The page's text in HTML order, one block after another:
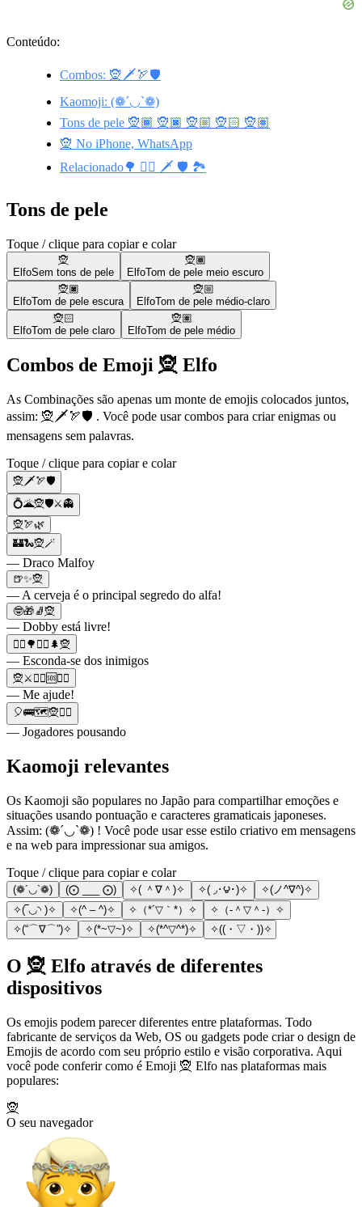
Conteúdo:
Combos: 🧝🗡️🏹🛡️
Kaomoji: (❁´◡`❁)
Tons de pele 🧝🏾 🧝🏿 🧝🏼 🧝🏻 🧝🏽
🧝 No iPhone, WhatsApp
Relacionado🌳 🧝‍♂️ 🗡️ 🛡️ 🏞️
Tons de pele
Toque / clique para copiar e colar
🧝
ElfoSem tons de pele
🧝🏾
ElfoTom de pele meio escuro
🧝🏿
ElfoTom de pele escura
🧝🏼
ElfoTom de pele médio-claro
🧝🏻
ElfoTom de pele claro
🧝🏽
ElfoTom de pele médio
Combos de Emoji 🧝 Elfo
As Combinações são apenas um monte de emojis colocados juntos,
assim: 🧝🗡️🏹🛡️ . Você pode usar combos para criar enigmas ou
mensagens sem palavras.
Toque / clique para copiar e colar
🧝🗡️🏹🛡️
💍🌋🧝🛡⚔️👻
🧝🏹🌿
🏰🐍🧝🪄
— Draco Malfoy
🍺✨🧝
— A cerveja é o principal segredo do alfa!
🤓🎁🧦🧝
— Dobby está livre!
🧙‍♀️🌳🏃‍♂️🌲🧝
— Esconda-se dos inimigos
🧝⚔️🦹‍♂️🆘🧙‍♀️
— Me ajude!
🎈🚌🗺🧝🦹‍♂️
— Jogadores pousando
Kaomoji relevantes
Os Kaomoji são populares no Japão para compartilhar emoções e
situações usando pontuação e caracteres gramaticais japoneses.
Assim: (❁´◡`❁) ! Você pode usar esse estilo criativo em mensagens
e na web para impressionar sua amigos.
Toque / clique para copiar e colar
(❁´◡`❁) (⨀ ___ ⨀) ✧( ＾∇＾)✧ ✧( ◞･౪･)✧
✧(ノ^∇^)✧
✧(‾◡◝ )✧
✧(^ – ^)✧ ✧（*´▽｀*）✧
✧（‐＾▽＾‐）✧
✧(“⌒∇⌒”)✧
✧(*~▽~)✧ ✧(*^▽^*)✧ ✧((・▽・))✧
O 🧝 Elfo através de diferentes
dispositivos
Os emojis podem parecer diferentes entre plataformas. Todo
fabricante de serviços da Web, OS ou gadgets pode criar o design de
Emojis de acordo com seu próprio estilo e visão corporativa. Aqui
você pode conferir como é Emoji 🧝 Elfo nas plataformas mais
populares:
🧝
O seu navegador